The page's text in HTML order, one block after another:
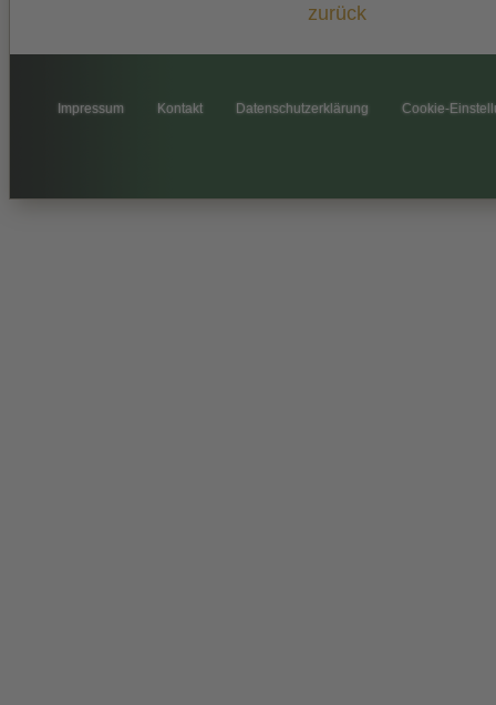
zurück
Impressum Kontakt Datenschutzerklärung Cookie-